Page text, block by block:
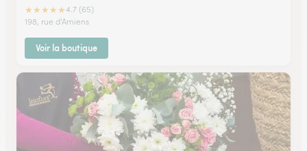
★★★★★4.7 (65)
198, rue d'Amiens
Voir la boutique